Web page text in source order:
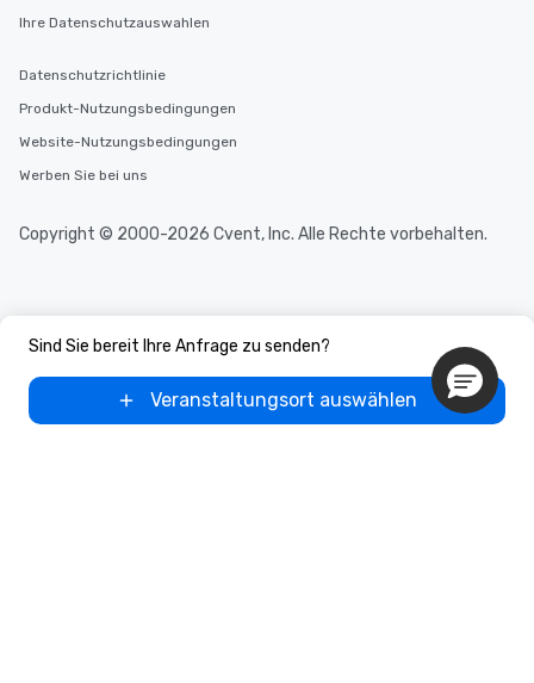
Sind Sie bereit Ihre Anfrage zu senden?
Veranstaltungsort auswählen
Ihre Datenschutzauswahlen
Datenschutzrichtlinie
Produkt-Nutzungsbedingungen
Website-Nutzungsbedingungen
Werben Sie bei uns
Copyright © 2000-2026 Cvent, Inc. Alle Rechte vorbehalten.